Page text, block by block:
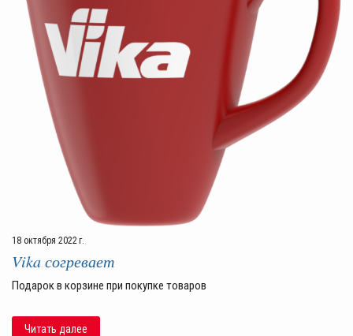
18 октября 2022 г.
Vika согревает
Подарок в корзине при покупке товаров
Читать далее